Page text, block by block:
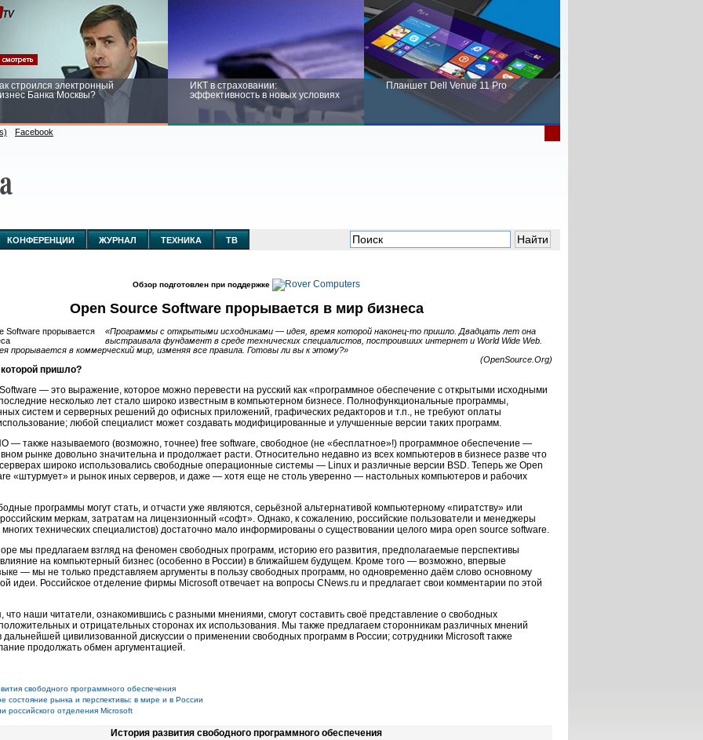
строился электронный
Банка Москвы?
ИКТ в страховании:
эффективность в новых условиях
Планшет Dell Venue 11 Pro
новых условиях
Facebook
КОНФЕРЕНЦИИ ЖУРНАЛ ТЕХНИКА ТВ
Обзор подготовлен при поддержке
Open Source Software прорывается в мир бизнеса
«Программы с открытыми исходниками — идея, время которой наконец-то пришло. Двадцать лет она
выстраивала фундамент в среде технических специалистов, построивших интернет и World Wide Web.
прорывается в коммерческий мир, изменяя все правила. Готовы ли вы к этому?»
(OpenSource.Org)
пришло?
— это выражение, которое можно перевести на русский как «программное обеспечение с открытыми исходными
несколько лет стало широко известным в компьютерном бизнесе. Полнофункциональные программы,
систем и серверных решений до офисных приложений, графических редакторов и т.п., не требуют оплаты
любой специалист может создавать модифицированные и улучшенные версии таких программ.
— также называемого (возможно, точнее) free software, свободное (не «бесплатное»!) программное обеспечение —
рынке довольно значительна и продолжает расти. Относительно недавно из всех компьютеров в бизнесе разве что
широко использовались свободные операционные системы — Linux и различные версии BSD. Теперь же Open
«штурмует» и рынок иных серверов, и даже — хотя еще не столь уверенно — настольных компьютеров и рабочих
программы могут стать, и отчасти уже являются, серьёзной альтернативой компьютерному «пиратству» или
меркам, затратам на лицензионный «софт». Однако, к сожалению, российские пользователи и менеджеры
многих технических специалистов) достаточно мало информированы о существовании целого мира open source software.
мы предлагаем взгляд на феномен свободных программ, историю его развития, предполагаемые перспективы
на компьютерный бизнес (особенно в России) в ближайшем будущем. Кроме того — возможно, впервые
— мы не только представляем аргументы в пользу свободных программ, но одновременно даём слово основному
идеи. Российское отделение фирмы Microsoft отвечает на вопросы CNews.ru и предлагает свои комментарии по этой
что наши читатели, ознакомившись с разными мнениями, смогут составить своё представление о свободных
и отрицательных сторонах их использования. Мы также предлагаем сторонникам различных мнений
дальнейшей цивилизованной дискуссии о применении свободных программ в России; сотрудники Microsoft также
продолжать обмен аргументацией.
свободного программного обеспечения
состояние рынка и перспективы: в мире и в России
российского отделения Microsoft
История развития свободного программного обеспечения